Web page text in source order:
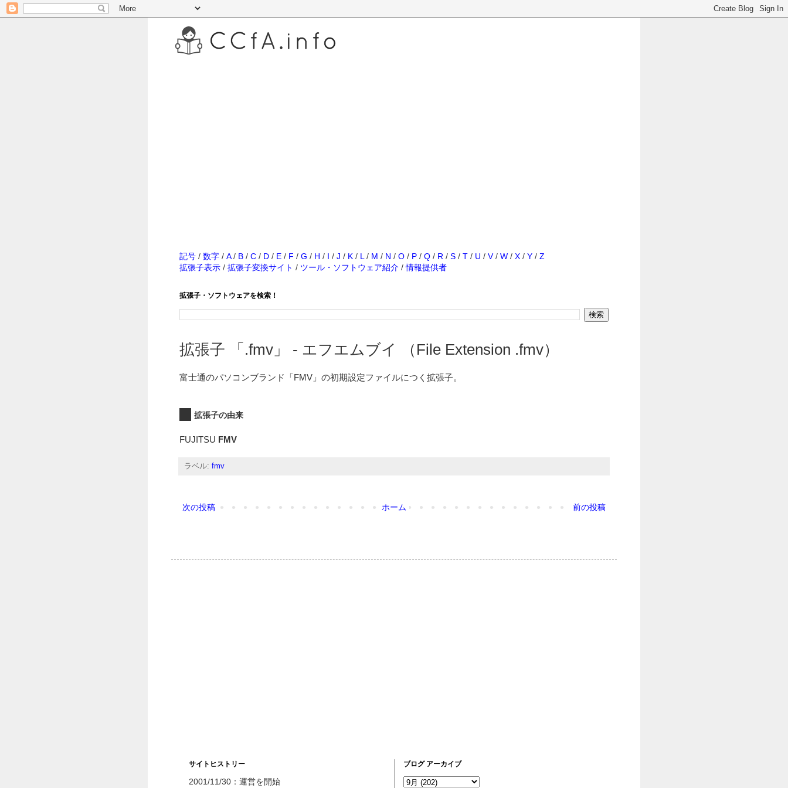
記号 / 数字 / A/ B / C / D / E / F / G / H / I / J / K / L / M / N / O / P / Q / R / S / T / U / V/ W / X / Y / Z
拡張子表示 / 拡張子変換サイト / ツール・ソフトウェア紹介 /情報提供者
拡張子・ソフトウェアを検索！
拡張子 「.fmv」 - エフエムブイ （File Extension .fmv）
富士通のパソコンブランド「FMV」の初期設定ファイルにつく拡張子。
拡張子の由来
FUJITSU FMV
ラベル: fmv
次の投稿 前の投稿
ホーム
サイトヒストリー
2001/11/30：運営を開始
ブログ アーカイブ